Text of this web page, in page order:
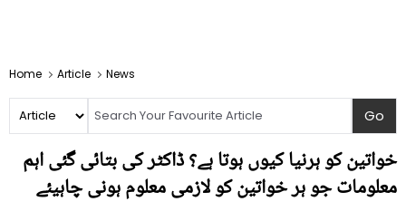
Home Article News
خواتین کو ہرنیا کیوں ہوتا ہے؟ ڈاکٹر کی بتائی گئی اہم
معلومات جو ہر خواتین کو لازمی معلوم ہونی چاہیئے